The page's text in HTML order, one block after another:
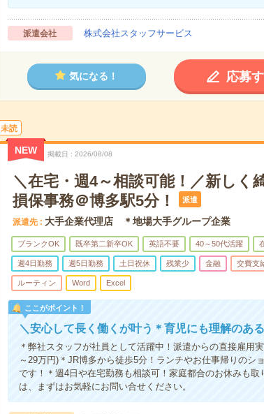
派遣会社 株式会社スタッフサービス
気になる！ 応募
未読
NEW 掲載日 2026/08/08
＼在宅・週4～相談可能！／新しく
損保事務＠博多駅5分！
派遣
派遣先 大手企業代理店 ＊地場大手グループ企業
ブランクOK 既卒第二新卒OK 英語不要 40～50代活躍
週4日勤務 週5日勤務 土日祝休 残業少 金融 交費支
ルーティン Word Excel
ここがポイント！
＼安心して長く働くが叶う＊育児にも理解のあ
＊弊社スタッフが社員として活躍中！派遣からの直接雇用
～29万円)＊JR博多から徒歩5分！ランチやお仕事帰りのシ
です！＊週4日や在宅勤務も相談可！家庭都合のお休みも
は、まずはお気軽にお問い合せください。